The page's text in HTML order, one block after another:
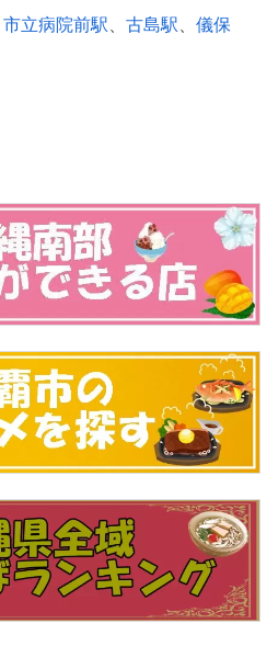
市立病院前駅、 古島駅、 儀保